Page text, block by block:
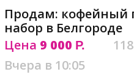
Продам: кофейный
набор в Белгороде
Цена 9 000 Р.
Вчера в 10:05